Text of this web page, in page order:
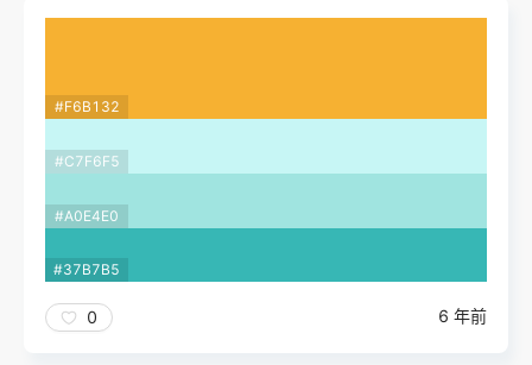
#F6B132
#C7F6F5
#A0E4E0
#37B7B5
0 6 年前